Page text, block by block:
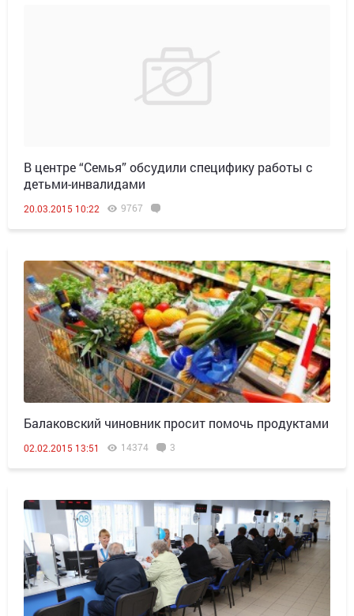
В центре “Семья” обсудили специфику работы с
детьми-инвалидами
20.03.2015 10:22 9767
Балаковский чиновник просит помочь продуктами
02.02.2015 13:51 14374 3